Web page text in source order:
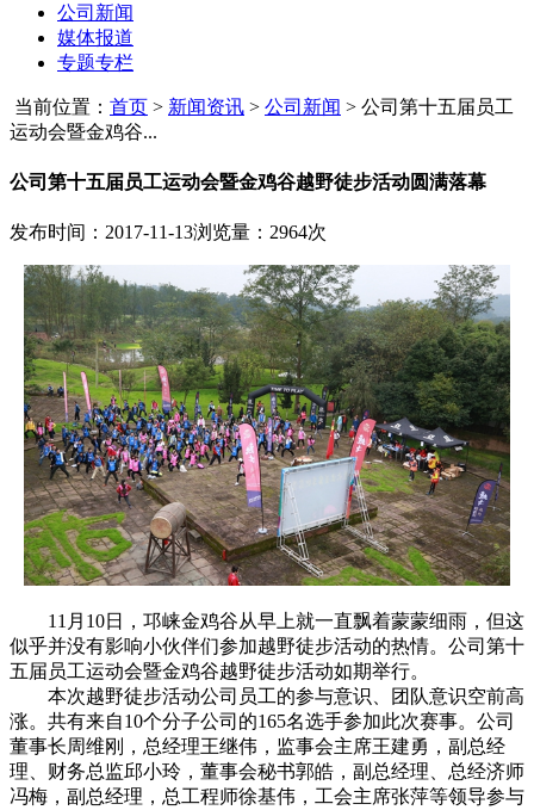
公司新闻
媒体报道
专题专栏
当前位置： 首页 > 新闻资讯 > 公司新闻 > 公司第十五届员工
运动会暨金鸡谷...
公司第十五届员工运动会暨金鸡谷越野徒步活动圆满落幕
发布时间：2017-11-13浏览量：2964次
11月10日，邛崃金鸡谷从早上就一直飘着蒙蒙细雨，但这
似乎并没有影响小伙伴们参加越野徒步活动的热情。 公司第十
五届员工运动会暨金鸡谷越野徒步活动如期举行。
本次越野徒步活动公司员工的参与意识、团队意识空前高
涨。共有来自10个分子公司的165名选手参加此次赛事。公司
董事长周维刚，总经理王继伟，监事会主席王建勇，副总经
理、财务总监邱小玲，董事会秘书郭皓，副总经理、总经济师
冯梅，副总经理，总工程师徐基伟，工会主席张萍等领导参与